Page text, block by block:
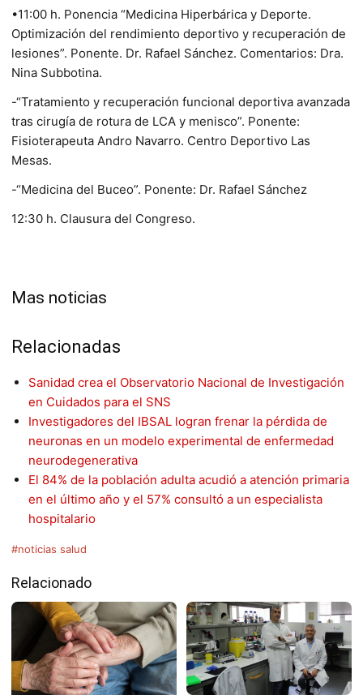
•11:00 h. Ponencia “Medicina Hiperbárica y Deporte.
Optimización del rendimiento deportivo y recuperación de
lesiones”. Ponente. Dr. Rafael Sánchez. Comentarios: Dra.
Nina Subbotina.
-“Tratamiento y recuperación funcional deportiva avanzada
tras cirugía de rotura de LCA y menisco”. Ponente:
Fisioterapeuta Andro Navarro. Centro Deportivo Las
Mesas.
-“Medicina del Buceo”. Ponente: Dr. Rafael Sánchez
12:30 h. Clausura del Congreso.
Mas noticias
Relacionadas
Sanidad crea el Observatorio Nacional de Investigación
en Cuidados para el SNS
Investigadores del IBSAL logran frenar la pérdida de
neuronas en un modelo experimental de enfermedad
neurodegenerativa
El 84% de la población adulta acudió a atención primaria
en el último año y el 57% consultó a un especialista
hospitalario
#noticias salud
Relacionado